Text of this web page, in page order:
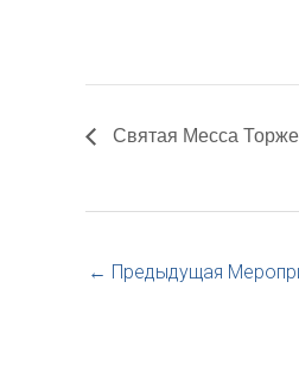
Святая Месса
← Предыдущая